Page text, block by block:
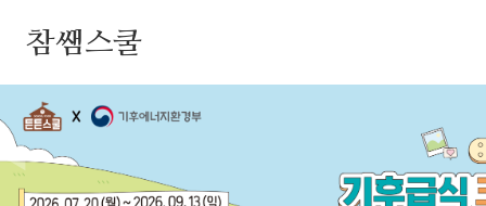
참쌤스쿨
◀